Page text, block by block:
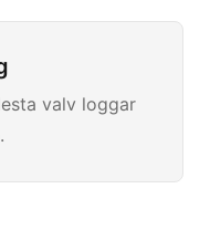
valv loggar